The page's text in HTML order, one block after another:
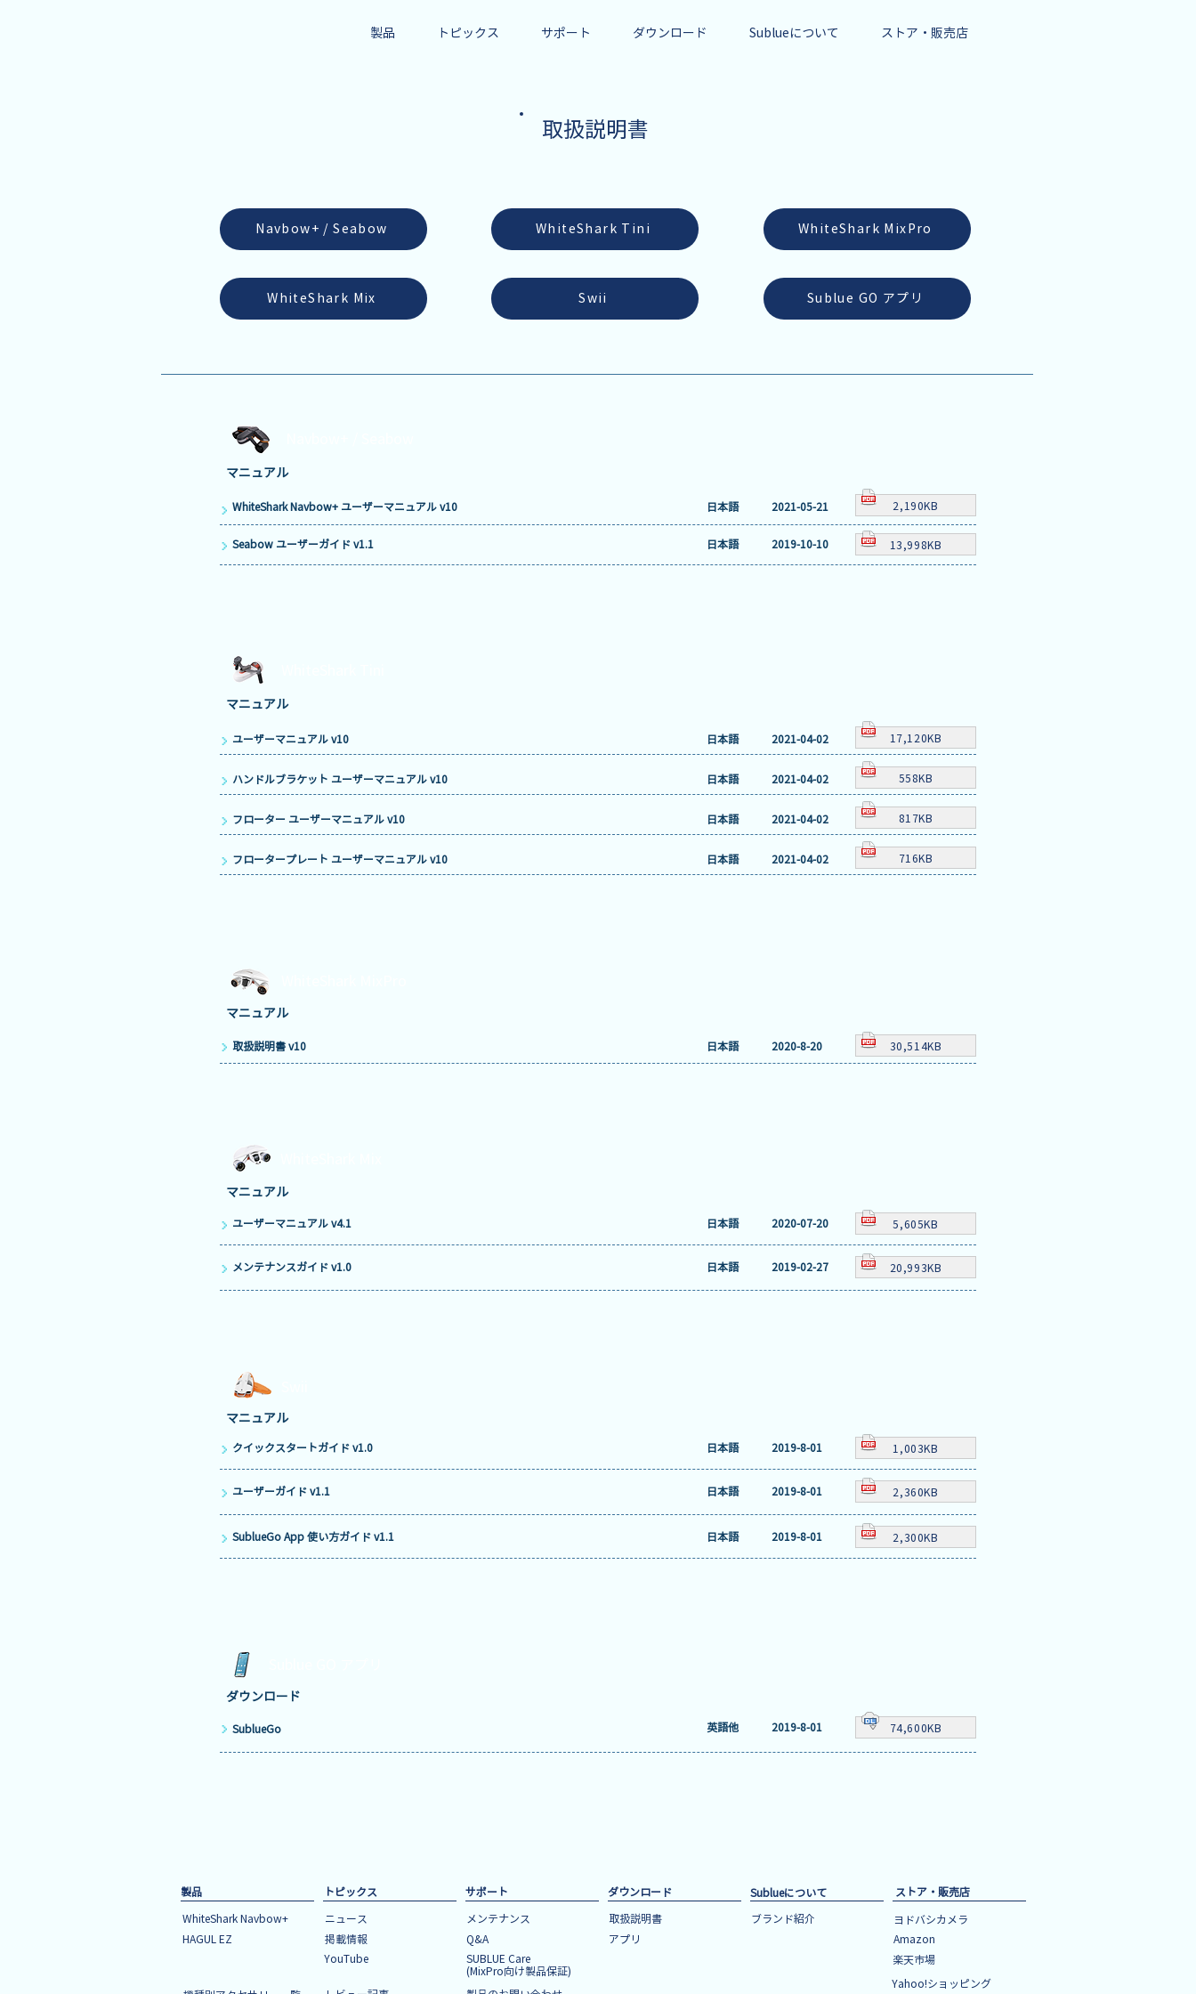
製品 トピックス サポート ダウンロード Sublueについて ストア・販売店
取扱説明書
Navbow+ / Seabow
WhiteShark Mix
WhiteShark Tini
Swii
WhiteShark MixPro
Sublue GO アプリ
マニュアル
WhiteShark Navbow+ ユーザーマニュアル v10 日本語 2021-05-21 2,190KB
Seabow ユーザーガイド v1.1 日本語 2019-10-10 13,998KB
マニュアル
ユーザーマニュアル v10 日本語 2021-04-02 17,120KB
ハンドルブラケット ユーザーマニュアル v10 日本語 2021-04-02 558KB
フローター ユーザーマニュアル v10 日本語 2021-04-02 817KB
フロータープレート ユーザーマニュアル v10 日本語 2021-04-02 716KB
マニュアル
取扱説明書 v10 日本語 2020-8-20 30,514KB
マニュアル
ユーザーマニュアル v4.1 日本語 2020-07-20 5,605KB
メンテナンスガイド v1.0 日本語 2019-02-27 20,993KB
マニュアル
クイックスタートガイド v1.0 日本語 2019-8-01 1,003KB
ユーザーガイド v1.1 日本語 2019-8-01 2,360KB
SublueGo App 使い方ガイド v1.1 日本語 2019-8-01 2,300KB
​ダウンロード
SublueGo 英語他 2019-8-01 74,600KB
製品 トピックス サポート
WhiteShark Navbow+ ニュース
メンテナンス
HAGUL EZ
掲載情報
Q&A
YouTube
SUBLUE Care
(MixPro向け​製品保証)
ダウンロード
取扱説明書
アプリ
Sublueについて ストア・販売店
ブランド紹介
Amazon
楽天市場
Yahoo!ショッピング
ヨドバシカメラ